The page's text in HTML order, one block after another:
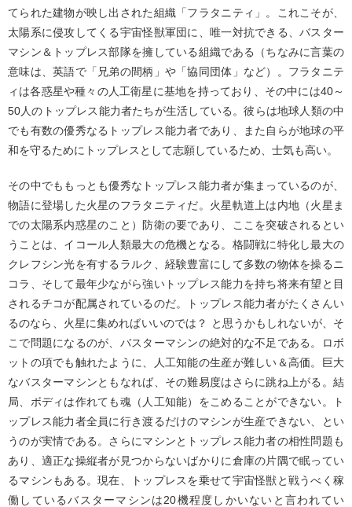
てられた建物が映し出された組織「フラタニティ」。これこそが、
太陽系に侵攻してくる宇宙怪獣軍団に、唯一対抗できる、バスター
マシン＆トップレス部隊を擁している組織である（ちなみに言葉の
意味は、英語で「兄弟の間柄」や「協同団体」など）。フラタニテ
ィは各惑星や種々の人工衛星に基地を持っており、その中には40～
50人のトップレス能力者たちが生活している。彼らは地球人類の中
でも有数の優秀なるトップレス能力者であり、また自らが地球の平
和を守るためにトップレスとして志願しているため、士気も高い。
その中でももっとも優秀なトップレス能力者が集まっているのが、
物語に登場した火星のフラタニティだ。火星軌道上は内地（火星ま
での太陽系内惑星のこと）防衛の要であり、ここを突破されるとい
うことは、イコール人類最大の危機となる。格闘戦に特化し最大の
クレフシン光を有するラルク、経験豊富にして多数の物体を操るニ
コラ、そして最年少ながら強いトップレス能力を持ち将来有望と目
されるチコが配属されているのだ。トップレス能力者がたくさんい
るのなら、火星に集めればいいのでは？ と思うかもしれないが、そ
こで問題になるのが、バスターマシンの絶対的な不足である。ロボ
ットの項でも触れたように、人工知能の生産が難しい＆高価。巨大
なバスターマシンともなれば、その難易度はさらに跳ね上がる。結
局、ボディは作れても魂（人工知能）をこめることができない。ト
ップレス能力者全員に行き渡るだけのマシンが生産できない、とい
うのが実情である。さらにマシンとトップレス能力者の相性問題も
あり、適正な操縦者が見つからないばかりに倉庫の片隅で眠ってい
るマシンもある。現在、トップレスを乗せて宇宙怪獣と戦うべく稼
働しているバスターマシンは20機程度しかいないと言われてい